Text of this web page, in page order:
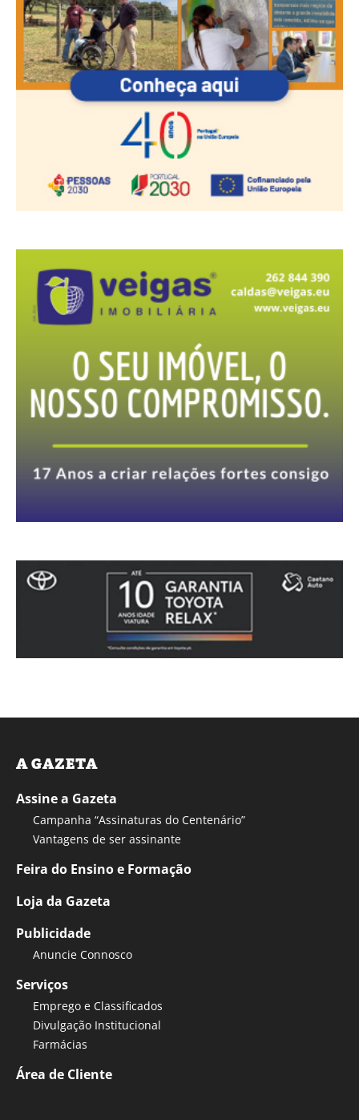
A GAZETA
Assine a Gazeta
Campanha “Assinaturas do Centenário”
Vantagens de ser assinante
Feira do Ensino e Formação
Loja da Gazeta
Publicidade
Anuncie Connosco
Serviços
Emprego e Classificados
Divulgação Institucional
Farmácias
Área de Cliente